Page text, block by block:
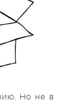
Но не в